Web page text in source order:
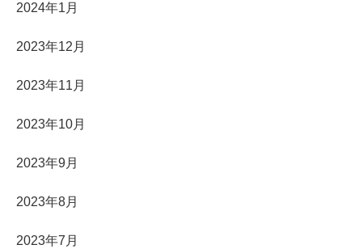
2024年1月
2023年12月
2023年11月
2023年10月
2023年9月
2023年8月
2023年7月